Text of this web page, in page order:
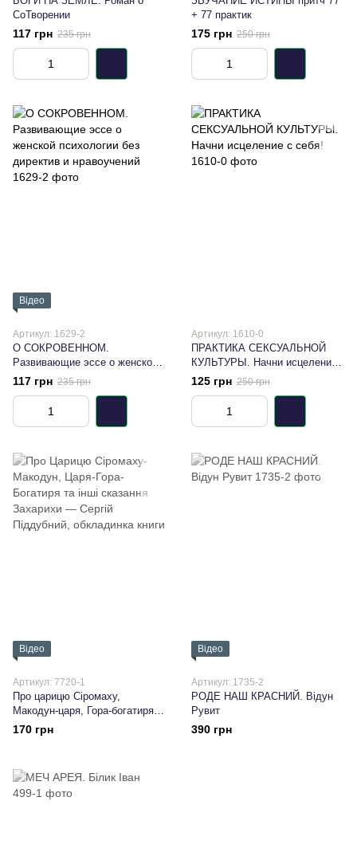
СоТворении
117 грн 235 грн
+ 77 практик
175 грн 250 грн
Відео
Артикул: 1629-2
О СОКРОВЕННОМ.
Развивающие эссе о женской
психологии без директив и
нравоучений
117 грн 235 грн
Артикул: 1610-0
ПРАКТИКА СЕКСУАЛЬНОЙ
КУЛЬТУРЫ. Начни исцеление
с себя!
125 грн 250 грн
Відео
Артикул: 7720-1
Про царицю Сіромаху,
Макодун-царя, Гора-богатиря
та інші СКАЗАННЯ
ЗАХАРИХИ. Сергій Піддубний
170 грн
Відео
Артикул: 1735-2
РОДЕ НАШ КРАСНИЙ. Відун
Рувит
390 грн